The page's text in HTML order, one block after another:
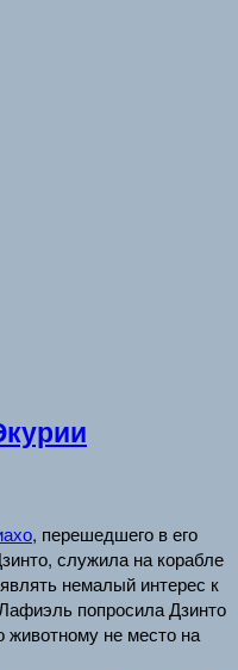
, перешедшего в его
служила на корабле
немалый интерес к
попросила Дзинто
животному не место на